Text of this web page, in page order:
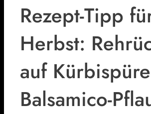
Rezept-Tipp
Herbst:
auf
Balsamico-